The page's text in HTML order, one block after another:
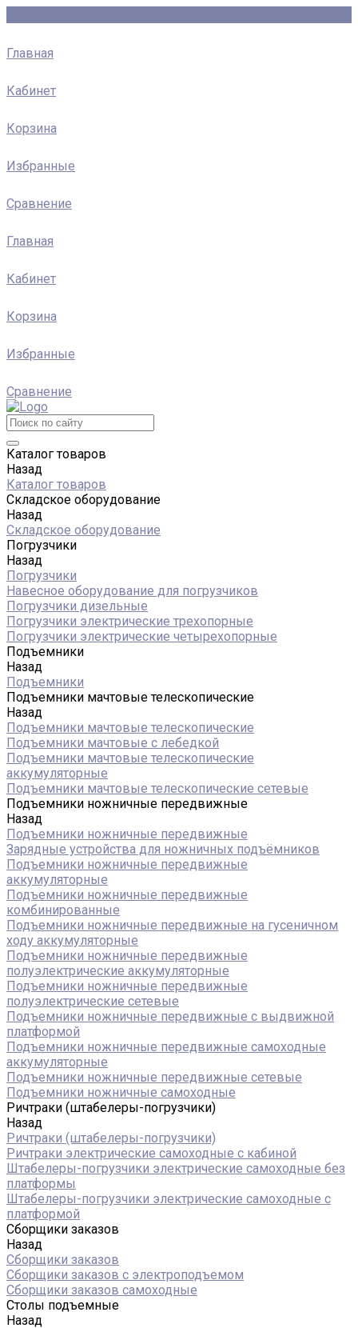
Главная
Кабинет
Корзина
Избранные
Сравнение
Главная
Кабинет
Корзина
Избранные
Сравнение
Каталог товаров
Назад
Каталог товаров
Складское оборудование
Назад
Складское оборудование
Погрузчики
Назад
Погрузчики
Навесное оборудование для погрузчиков
Погрузчики дизельные
Погрузчики электрические трехопорные
Погрузчики электрические четырехопорные
Подъемники
Назад
Подъемники
Подъемники мачтовые телескопические
Назад
Подъемники мачтовые телескопические
Подъемники мачтовые с лебедкой
Подъемники мачтовые телескопические
аккумуляторные
Подъемники мачтовые телескопические сетевые
Подъемники ножничные передвижные
Назад
Подъемники ножничные передвижные
Зарядные устройства для ножничных подъёмников
Подъемники ножничные передвижные
аккумуляторные
Подъемники ножничные передвижные
комбинированные
Подъемники ножничные передвижные на гусеничном
ходу аккумуляторные
Подъемники ножничные передвижные
полуэлектрические аккумуляторные
Подъемники ножничные передвижные
полуэлектрические сетевые
Подъемники ножничные передвижные с выдвижной
платформой
Подъемники ножничные передвижные самоходные
аккумуляторные
Подъемники ножничные передвижные сетевые
Подъемники ножничные самоходные
Ричтраки (штабелеры-погрузчики)
Назад
Ричтраки (штабелеры-погрузчики)
Ричтраки электрические самоходные с кабиной
Штабелеры-погрузчики электрические самоходные без
платформы
Штабелеры-погрузчики электрические самоходные с
платформой
Сборщики заказов
Назад
Сборщики заказов
Сборщики заказов с электроподъемом
Сборщики заказов самоходные
Столы подъемные
Назад